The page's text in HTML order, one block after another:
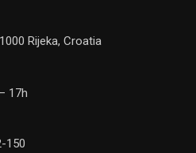
Rijeka, Croatia
17h
150